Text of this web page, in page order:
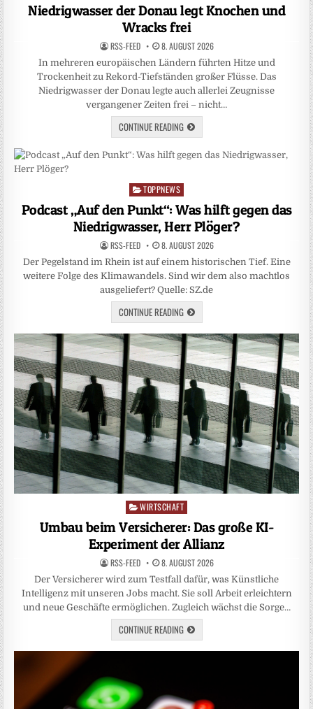
Niedrigwasser der Donau legt Knochen und
Wracks frei
RSS-FEED 8. AUGUST 2026
In mehreren europäischen Ländern führten Hitze und
Trockenheit zu Rekord-Tiefständen großer Flüsse. Das
Niedrigwasser der Donau legte auch allerlei Zeugnisse
vergangener Zeiten frei – nicht…
CONTINUE READING
Posted
in
TOPPNEWS
Podcast „Auf den Punkt“: Was hilft gegen das
Niedrigwasser, Herr Plöger?
RSS-FEED 8. AUGUST 2026
Der Pegelstand im Rhein ist auf einem historischen Tief. Eine
weitere Folge des Klimawandels. Sind wir dem also machtlos
ausgeliefert? Quelle: SZ.de
CONTINUE READING
Posted
in
WIRTSCHAFT
Umbau beim Versicherer: Das große KI-
Experiment der Allianz
RSS-FEED 8. AUGUST 2026
Der Versicherer wird zum Testfall dafür, was Künstliche
Intelligenz mit unseren Jobs macht. Sie soll Arbeit erleichtern
und neue Geschäfte ermöglichen. Zugleich wächst die Sorge…
CONTINUE READING